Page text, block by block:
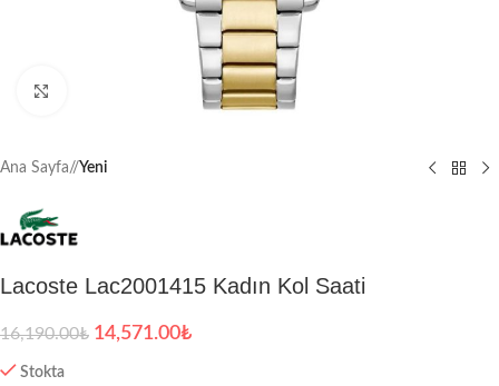
Büyütmek için tıklayın
Ana Sayfa/ Yeni
Lacoste Lac2001415 Kadın Kol Saati
16,190.00₺ 14,571.00₺
Stokta